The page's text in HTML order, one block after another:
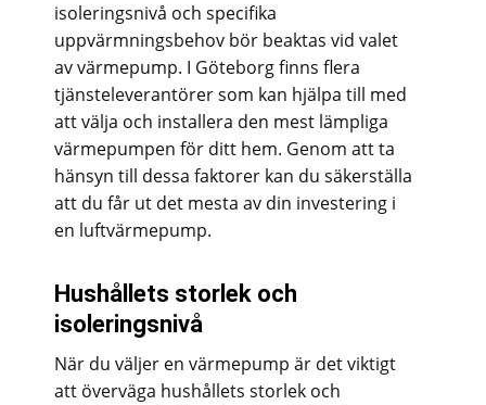
isoleringsnivå och specifika
uppvärmningsbehov bör beaktas vid valet
av värmepump. I Göteborg finns flera
tjänsteleverantörer som kan hjälpa till med
att välja och installera den mest lämpliga
värmepumpen för ditt hem. Genom att ta
hänsyn till dessa faktorer kan du säkerställa
att du får ut det mesta av din investering i
en luftvärmepump.
Hushållets storlek och
isoleringsnivå
När du väljer en värmepump är det viktigt
att överväga hushållets storlek och